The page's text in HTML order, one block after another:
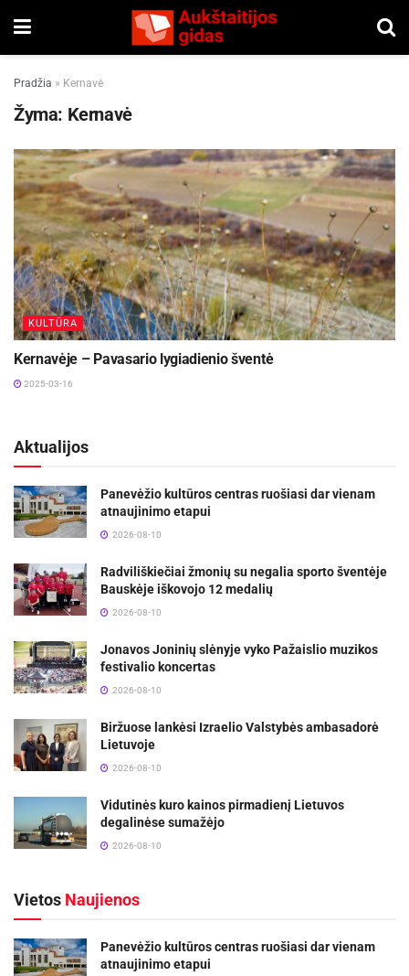
Pradžia » Kernavė
Žyma: Kernavė
KULTŪRA
Kernavėje – Pavasario lygiadienio šventė
2025-03-16
Aktualijos
Panevėžio kultūros centras ruošiasi dar vienam
atnaujinimo etapui
2026-08-10
Radviliškiečiai žmonių su negalia sporto šventėje
Bauskėje iškovojo 12 medalių
2026-08-10
Jonavos Joninių slėnyje vyko Pažaislio muzikos
festivalio koncertas
2026-08-10
Biržuose lankėsi Izraelio Valstybės ambasadorė
Lietuvoje
2026-08-10
Vidutinės kuro kainos pirmadienį Lietuvos
degalinėse sumažėjo
2026-08-10
Vietos Naujienos
Panevėžio kultūros centras ruošiasi dar vienam
atnaujinimo etapui